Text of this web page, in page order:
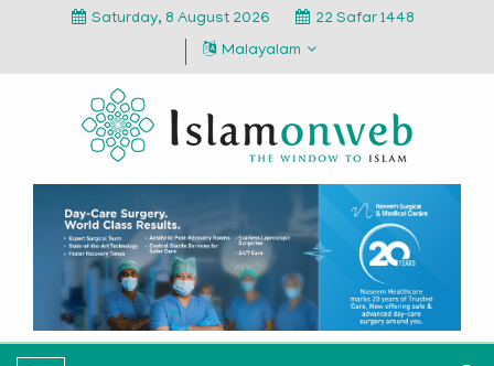
Saturday, 8 August 2026
22 Safar 1448
Malayalam